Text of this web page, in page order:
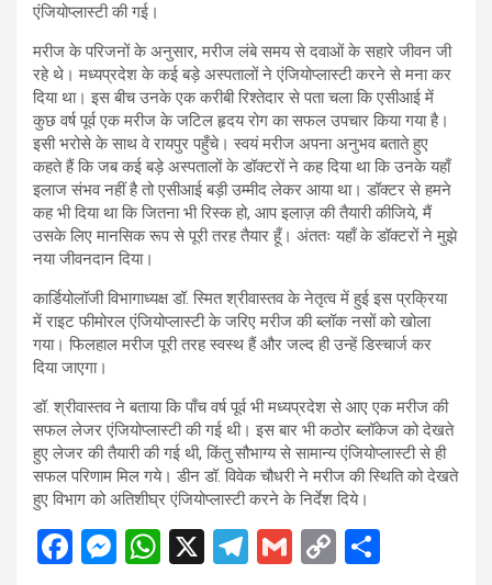
एंजियोप्लास्टी की गई।
मरीज के परिजनों के अनुसार, मरीज लंबे समय से दवाओं के सहारे जीवन जी
रहे थे। मध्यप्रदेश के कई बड़े अस्पतालों ने एंजियोप्लास्टी करने से मना कर
दिया था। इस बीच उनके एक करीबी रिश्तेदार से पता चला कि एसीआई में
कुछ वर्ष पूर्व एक मरीज के जटिल हृदय रोग का सफल उपचार किया गया है।
इसी भरोसे के साथ वे रायपुर पहुँचे। स्वयं मरीज अपना अनुभव बताते हुए
कहते हैं कि जब कई बड़े अस्पतालों के डॉक्टरों ने कह दिया था कि उनके यहाँ
इलाज संभव नहीं है तो एसीआई बड़ी उम्मीद लेकर आया था। डॉक्टर से हमने
कह भी दिया था कि जितना भी रिस्क हो, आप इलाज़ की तैयारी कीजिये, मैं
उसके लिए मानसिक रूप से पूरी तरह तैयार हूँ। अंततः यहाँ के डॉक्टरों ने मुझे
नया जीवनदान दिया।
कार्डियोलॉजी विभागाध्यक्ष डॉ. स्मित श्रीवास्तव के नेतृत्व में हुई इस प्रक्रिया
में राइट फीमोरल एंजियोप्लास्टी के जरिए मरीज की ब्लॉक नसों को खोला
गया। फिलहाल मरीज पूरी तरह स्वस्थ हैं और जल्द ही उन्हें डिस्चार्ज कर
दिया जाएगा।
डॉ. श्रीवास्तव ने बताया कि पाँच वर्ष पूर्व भी मध्यप्रदेश से आए एक मरीज की
सफल लेजर एंजियोप्लास्टी की गई थी। इस बार भी कठोर ब्लॉकेज को देखते
हुए लेजर की तैयारी की गई थी, किंतु सौभाग्य से सामान्य एंजियोप्लास्टी से ही
सफल परिणाम मिल गये। डीन डॉ. विवेक चौधरी ने मरीज की स्थिति को देखते
हुए विभाग को अतिशीघ्र एंजियोप्लास्टी करने के निर्देश दिये।
F
M W X
T
G
C